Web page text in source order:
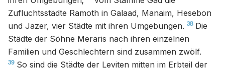
Zufluchtsstädte Ramoth in Galaad, Manaim, Hesebon
und Jazer, vier Städte mit ihren Umgebungen. 38 Die
Städte der Söhne Meraris nach ihren einzelnen
Familien und Geschlechtern sind zusammen zwölf.
39 So sind die Städte der Leviten mitten im Erbteil der